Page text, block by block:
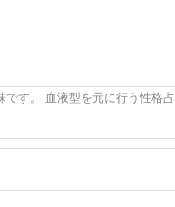
です。 血液型を元に行う性格占